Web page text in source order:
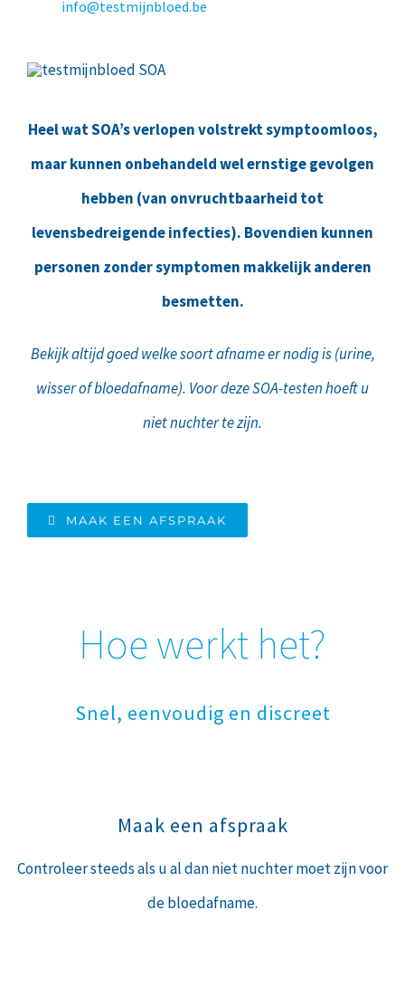
info@testmijnbloed.be
Heel wat SOA’s verlopen volstrekt symptoomloos,
maar kunnen onbehandeld wel ernstige gevolgen
hebben (van onvruchtbaarheid tot
levensbedreigende infecties). Bovendien kunnen
personen zonder symptomen makkelijk anderen
besmetten.
Bekijk altijd goed welke soort afname er nodig is (urine,
wisser of bloedafname). Voor deze SOA-testen hoeft u
niet nuchter te zijn.
MAAK EEN AFSPRAAK
Hoe werkt het?
Snel, eenvoudig en discreet
Maak een afspraak
Controleer steeds als u al dan niet nuchter moet zijn voor
de bloedafname.